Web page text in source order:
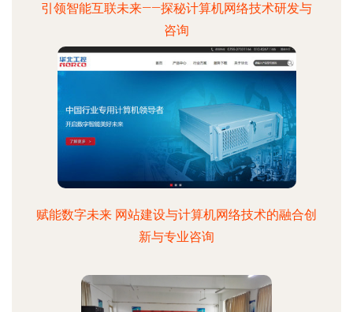
引领智能互联未来——探秘计算机网络技术研发与
咨询
赋能数字未来 网站建设与计算机网络技术的融合创
新与专业咨询